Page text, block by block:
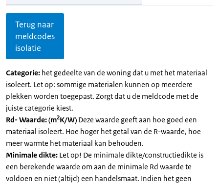
Terug naar
meldcodes
isolatie
Categorie: het gedeelte van de woning dat u met het materiaal
isoleert. Let op: sommige materialen kunnen op meerdere
plekken worden toegepast. Zorgt dat u de meldcode met de
juiste categorie kiest.
Rd- Waarde: (m2K/W) Deze waarde geeft aan hoe goed een
materiaal isoleert. Hoe hoger het getal van de R-waarde, hoe
meer warmte het materiaal kan behouden.
Minimale dikte: Let op! De minimale dikte/constructiedikte is
een berekende waarde om aan de minimale Rd waarde te
voldoen en niet (altijd) een handelsmaat. Indien het geen